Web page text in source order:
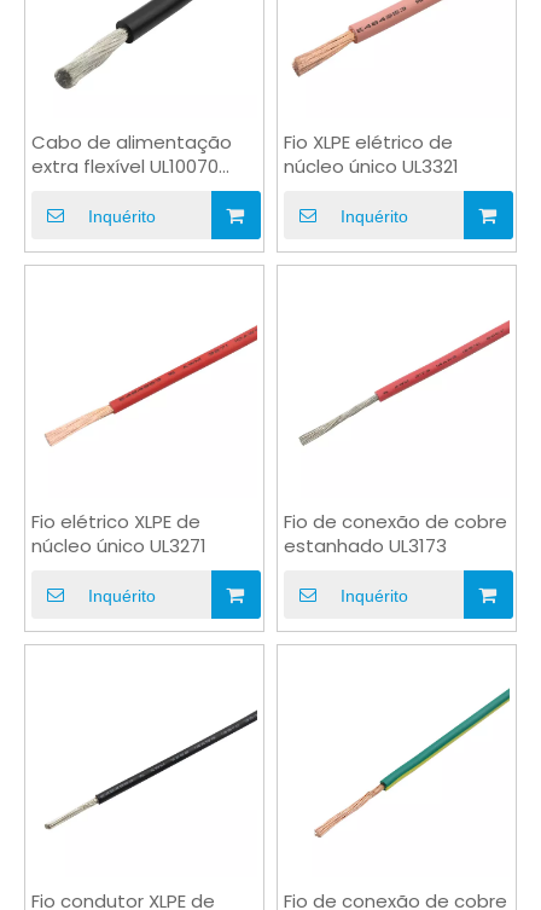
Cabo de alimentação
extra flexível UL10070
PVC macio de núcleo
único AWM
Inquérito
Fio XLPE elétrico de
núcleo único UL3321
Inquérito
Fio elétrico XLPE de
núcleo único UL3271
Inquérito
Fio de conexão de cobre
estanhado UL3173
Inquérito
Fio condutor XLPE de Fio de conexão de cobre